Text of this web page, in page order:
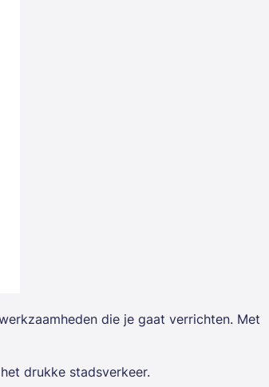
die je gaat verrichten. Met
drukke stadsverkeer.